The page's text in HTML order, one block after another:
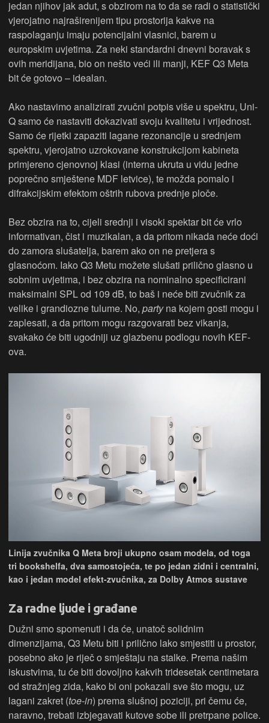
jedan njihov jak adut, s obzirom na to da se radi o statistički
vjerojatno najraširenijem tipu prostorija kakve na
raspolaganju imaju potencijalni vlasnici, barem u
europskim uvjetima. Za neki standardni dnevni boravak s
ovih meridijana, bio on nešto veći ili manji, KEF Q3 Meta
bit će gotovo – idealan.
Ako nastavimo analizirati zvučni potpis više u spektru, Uni-
Q samo će nastaviti dokazivati svoju kvalitetu i vrijednost.
Samo će rijetki zapaziti lagane rezonancije u srednjem
spektru, vjerojatno uzrokovane konstrukcijom kabineta
primjereno cjenovnoj klasi (interna ukruta u vidu jedne
poprečno smještene MDF letvice), te možda pomalo i
difrakcijskim efektom oštrih rubova prednje ploče.
Bez obzira na to, cijeli srednji i visoki spektar bit će vrlo
informativan, čist i muzikalan, a da pritom nikada neće doći
do zamora slušatelja, barem ako on ne pretjera s
glasnoćom. Iako Q3 Metu možete slušati prilično glasno u
sobnim uvjetima, i bez obzira na nominalno specificirani
maksimalni SPL od 109 dB, to baš i neće biti zvučnik za
velike i grandiozne tulume. No, partyna kojem gosti mogu i
zaplesati, a da pritom mogu razgovarati bez vikanja,
svakako će biti ugodniji uz glazbenu podlogu novih KEF-
ova.
Linija zvučnika Q Meta broji ukupno osam modela, od toga
tri bookshelfa, dva samostojeća, te po jedan zidni i centralni,
kao i jedan model efekt-zvučnika, za Dolby Atmos sustave
Za radne ljude i građane
Dužni smo spomenuti i da će, unatoč solidnim
dimenzijama, Q3 Metu biti i prilično lako smjestiti u prostor,
posebno ako je riječ o smještaju na stalke. Prema našim
iskustvima, tu će biti dovoljno kakvih tridesetak centimetara
od stražnjeg zida, kako bi oni pokazali sve što mogu, uz
lagani zakret (toe-in) prema slušnoj poziciji, pri čemu će,
naravno, trebati izbjegavati kutove sobe ili pretrpane police.